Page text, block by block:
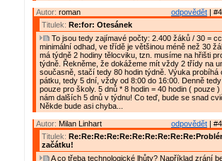
odpovědět |
Autor: roman
Titulek: Re:for: Otesánek
To jsou tedy zajímavé počty: 2.400 žáků / 30 =
minimální odhad, ve třídě je většinou méně než 30
má týdně 2 hodiny tělocviku, tzn. musíme na hřišti
týdně. Řekněme, že dokážeme mít vždy 2 třídy na
současně, stačí tedy 80 hodin týdně. Výuka probíhá
pátku, tedy 5 dní, vždy od 8:00 do 16:00. Denně
pouze pro školy. 5 dnů * 8 hodin = 40 hodin ( pouze
nám dalších 5 dnů v týdnu! Co teď, bude se snad
Někde bude asi chyba...
odpovědět |
Autor: Milan Linhart
Titulek:
začátku!
A co třeba technologické lhůty? Například zrání